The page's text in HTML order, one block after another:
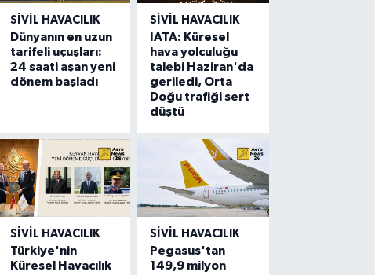
SIVIL HAVACILIK
Dünyanın en uzun
tarifeli uçuşları:
24 saati aşan yeni
dönem başladı
SIVIL HAVACILIK
IATA: Küresel
hava yolculuğu
talebi Haziran'da
geriledi, Orta
Doğu trafiği sert
düştü
SIVIL HAVACILIK
Türkiye'nin
Küresel Havacılık
SIVIL HAVACILIK
Pegasus'tan
149,9 milyon